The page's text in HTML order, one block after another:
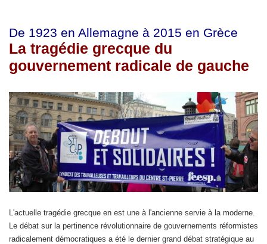
De 1923 en Allemagne à 2015 en Grèce
La tragédie grecque du
gouvernement radicale de gauche
L'actuelle tragédie grecque en est une à l'ancienne servie à la moderne.
Le débat sur la pertinence révolutionnaire de gouvernements réformistes
radicalement démocratiques a été le dernier grand débat stratégique au